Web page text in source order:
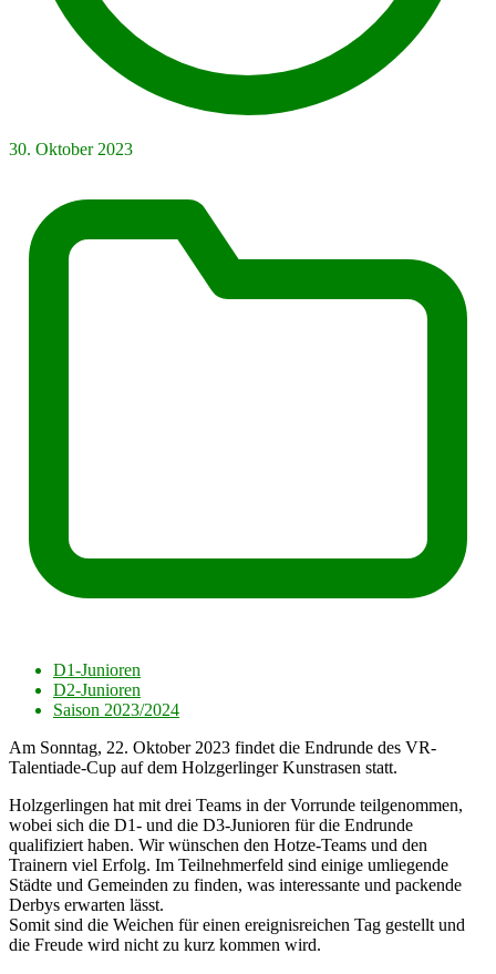
30. Oktober 2023
D1-Junioren
D2-Junioren
Saison 2023/2024
Am Sonntag, 22. Oktober 2023 findet die Endrunde des VR-
Talentiade-Cup auf dem Holzgerlinger Kunstrasen statt.
Holzgerlingen hat mit drei Teams in der Vorrunde teilgenommen,
wobei sich die D1- und die D3-Junioren für die Endrunde
qualifiziert haben. Wir wünschen den Hotze-Teams und den
Trainern viel Erfolg. Im Teilnehmerfeld sind einige umliegende
Städte und Gemeinden zu finden, was interessante und packende
Derbys erwarten lässt.
Somit sind die Weichen für einen ereignisreichen Tag gestellt und
die Freude wird nicht zu kurz kommen wird.